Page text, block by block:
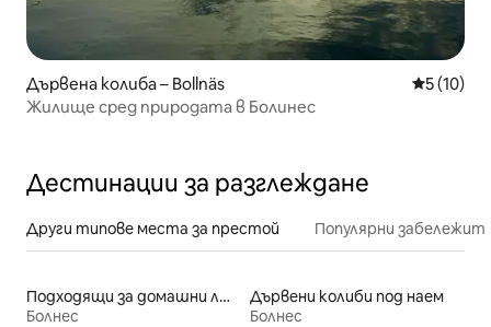
Дървена колиба – Bollnäs Средна
5 (10)
Жилище сред природата в Болинес
Дестинации за разглеждане
Други типове места за престой Популярни
Подходящи за домашни любимци места под наем
Болнес
Дървени колиби под наем
Болнес